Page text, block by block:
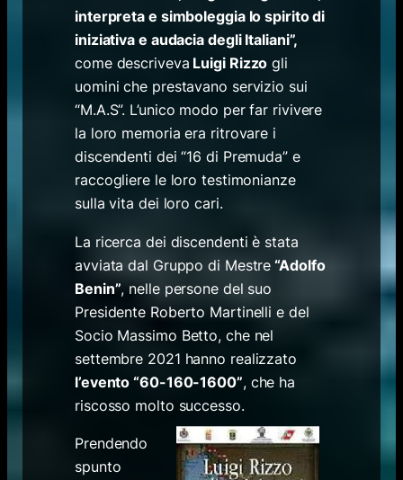
interpreta e simboleggia lo spirito di
iniziativa e audacia degli Italiani”,
come descriveva Luigi Rizzo gli
uomini che prestavano servizio sui
“M.A.S”. L’unico modo per far rivivere
la loro memoria era ritrovare i
discendenti dei “16 di Premuda” e
raccogliere le loro testimonianze
sulla vita dei loro cari.
La ricerca dei discendenti è stata
avviata dal Gruppo di Mestre “Adolfo
Benin”, nelle persone del suo
Presidente Roberto Martinelli e del
Socio Massimo Betto, che nel
settembre 2021 hanno realizzato
l’evento “60-160-1600”, che ha
riscosso molto successo.
Prendendo
spunto